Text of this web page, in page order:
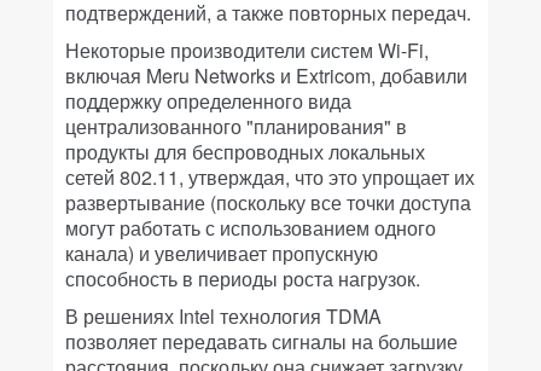
подтверждений, а также повторных передач.
Некоторые производители систем Wi-Fi,
включая Meru Networks и Extricom, добавили
поддержку определенного вида
централизованного "планирования" в
продукты для беспроводных локальных
сетей 802.11, утверждая, что это упрощает их
развертывание (поскольку все точки доступа
могут работать с использованием одного
канала) и увеличивает пропускную
способность в периоды роста нагрузок.
В решениях Intel технология TDMA
позволяет передавать сигналы на большие